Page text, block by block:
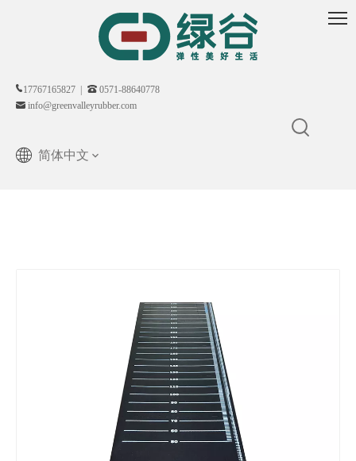
17767165827 |
0571-88640778
info@greenvalleyrubber.com
简体中文